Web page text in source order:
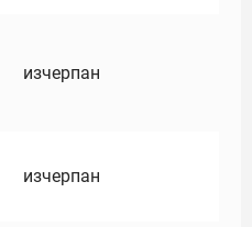
изчерпан
изчерпан